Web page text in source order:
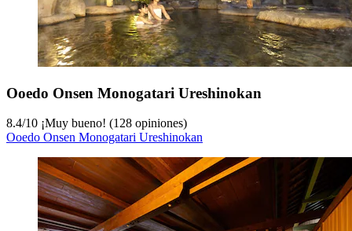
Ooedo Onsen Monogatari Ureshinokan
8.4/10 ¡Muy bueno! (128 opiniones)
Ooedo Onsen Monogatari Ureshinokan